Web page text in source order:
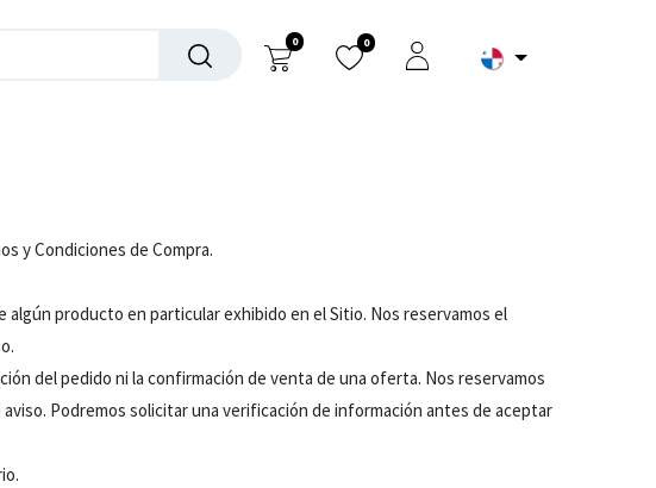
0 0
y Condiciones de Compra.
producto en particular exhibido en el Sitio. Nos reservamos el
del pedido ni la confirmación de venta de una oferta. Nos reservamos
Podremos solicitar una verificación de información antes de aceptar